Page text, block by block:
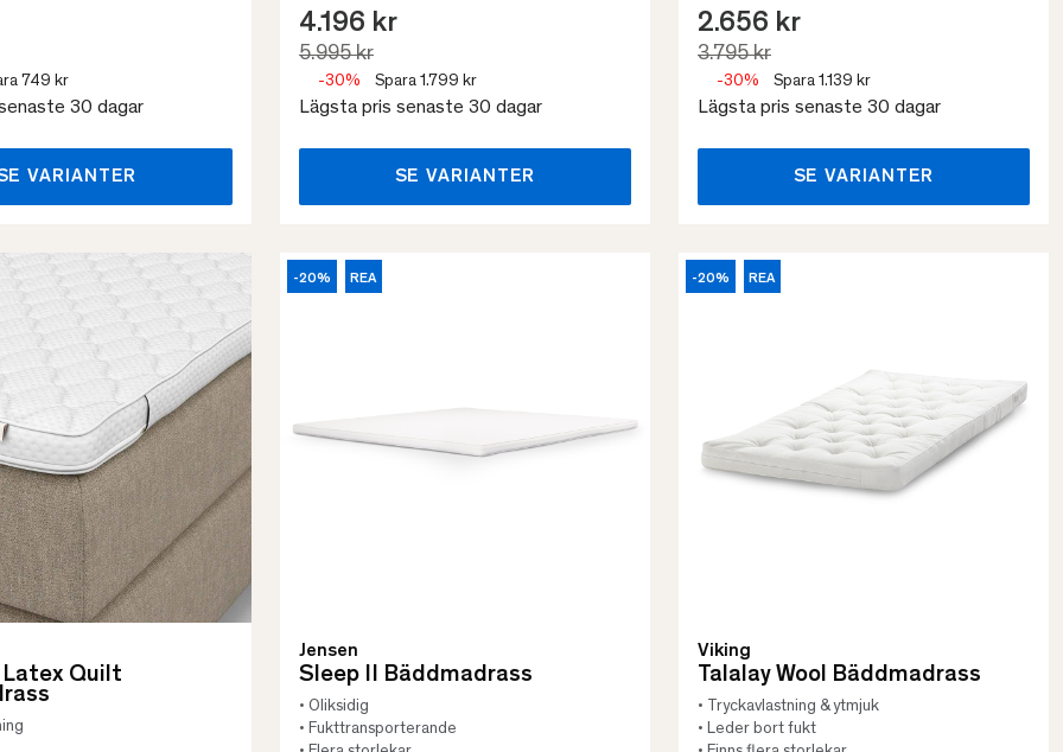
749 kr
30 dagar
VARIANTER
4.196 kr
5.995 kr
-30% Spara 1.799 kr
Lägsta pris senaste 30 dagar
SE VARIANTER
2.656 kr
3.795 kr
-30% Spara 1.139 kr
Lägsta pris senaste 30 dagar
SE VARIANTER
Latex Quilt
-20% REA
Jensen
Sleep II Bäddmadrass
• Oliksidig
• Fukttransporterande
-20% REA
Viking
Talalay Wool Bäddmadrass
• Tryckavlastning & ytmjuk
• Leder bort fukt